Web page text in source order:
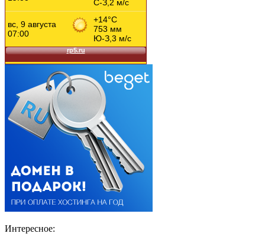
Интересное: